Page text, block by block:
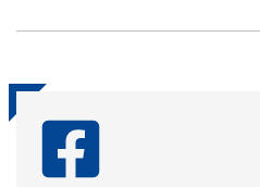
(Twitter)